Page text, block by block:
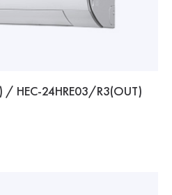
/ HEC-24HRE03/R3(OUT)